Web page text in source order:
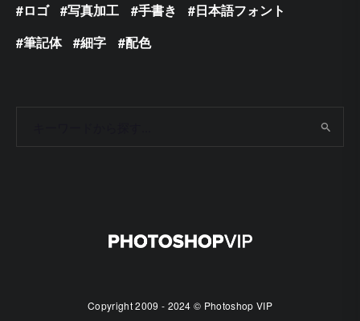
ロゴ
写真加工 手書き
日本語フォント
筆記体
細字 配色
Copyright 2009 - 2024 © Photoshop VIP